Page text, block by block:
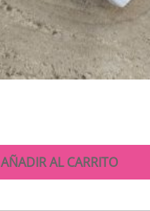
AÑADIR AL CARRITO